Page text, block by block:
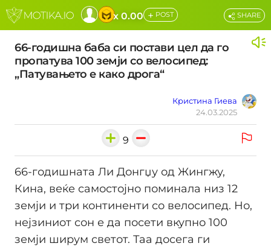
x 0.00 + POST
66-годишна баба си постави цел да го
пропатува 100 земји со велосипед:
„Патувањето е како дрога“
Кристина Гиева
24.03.2025
SHARE
9
66-годишната Ли Донгџу од Жингжу,
Кина, веќе самостојно поминала низ 12
земји и три континенти со велосипед. Но,
нејзиниот сон е да посети вкупно 100
земји ширум светот. Таа досега ги